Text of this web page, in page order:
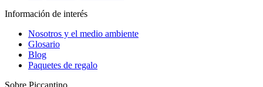
Información de interés
Nosotros y el medio ambiente
Glosario
Blog
Paquetes de regalo